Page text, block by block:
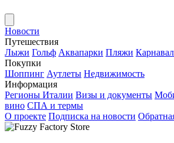
Новости
Путешествия
Лыжи Гольф Аквапарки Пляжи
Покупки
Шоппинг Аутлеты Недвижимость
Информация
Регионы Италии Визы и документы
вино СПА и термы
О проекте Подписка на новости